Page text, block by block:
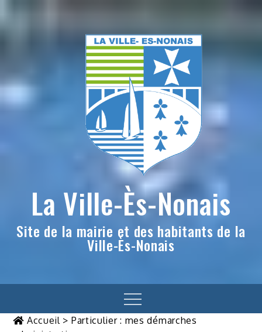
La Ville-Ès-Nonais
Site de la mairie et des habitants de la
Ville-Ès-Nonais
Menu
Accueil> Particulier : mes démarches